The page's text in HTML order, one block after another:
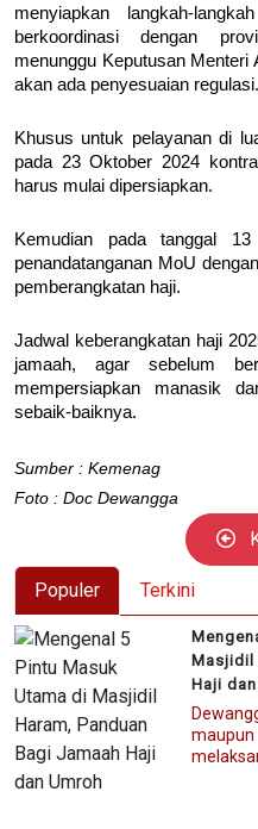
menyiapkan langkah-
berkoordinasi dengan
menunggu Keputusan
akan ada penyesuaian regulasi.
Khusus untuk pelayanan di
pada 23 Oktober 2024
harus mulai dipersiapkan.
Kemudian pada tanggal
penandatanganan MoU
pemberangkatan haji.
Jadwal keberangkatan haji
jamaah, agar sebelum
mempersiapkan manasik
sebaik-baiknya.
Sumber : Kemenag
Foto : Doc Dewangga
Populer Terkini
Masjidil
Haji